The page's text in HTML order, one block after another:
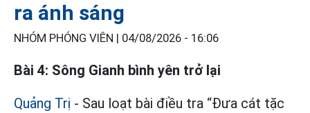
ra ánh sáng
NHÓM PHÓNG VIÊN | 04/08/2026 - 16:06
Bài 4: Sông Gianh bình yên trở lại
Quảng Trị - Sau loạt bài điều tra “Đưa cát tặc